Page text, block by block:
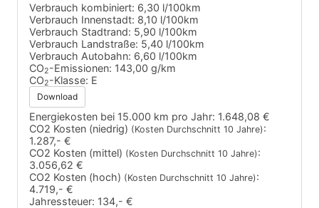
Verbrauch kombiniert: 6,30 l/100km
Verbrauch Innenstadt: 8,10 l/100km
Verbrauch Stadtrand: 5,90 l/100km
Verbrauch Landstraße: 5,40 l/100km
Verbrauch Autobahn: 6,60 l/100km
CO2-Emissionen: 143,00 g/km
CO2-Klasse: E
Download
Energiekosten bei 15.000 km pro Jahr: 1.648,08 €
CO2 Kosten (niedrig) (Kosten Durchschnitt 10 Jahre):
1.287,- €
CO2 Kosten (mittel) (Kosten Durchschnitt 10 Jahre):
3.056,62 €
CO2 Kosten (hoch) (Kosten Durchschnitt 10 Jahre):
4.719,- €
Jahressteuer: 134,- €